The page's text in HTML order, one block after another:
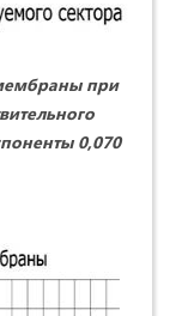
при
0,070